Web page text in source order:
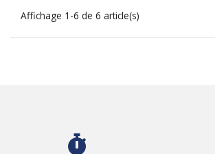
Affichage 1-6 de 6 article(s)